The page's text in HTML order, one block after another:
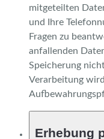
mitgeteilten
und Ihre
Fragen zu
anfallenden
Speicherung
Verarbeitung
Erhebung